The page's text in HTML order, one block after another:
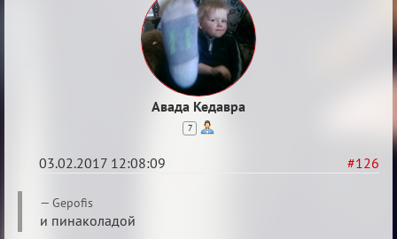
Авада Кедавра
7
#126
03.02.2017 12:08:09
Re:
Вопросы
Gepofis
и пинаколадой